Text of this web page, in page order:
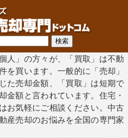
人」の方々が、「買取」は不動
を買います。一般的に「売却」
た売却金額、「買取」は短期で
金額と言われています。住宅・
お気軽にご相談ください。中古
産売却のお悩みを全国の専門家